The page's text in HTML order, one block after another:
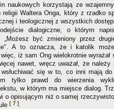
naukowych korzystają ze
Waltera Onga, który z rzadko
i teologicznej z wszystkich
dialogiczne, o którym
„Możesz być zmieniony przez
A to oznacza, że i katolik
więc, iż sam Ong wielokrotnie
nawet, wręcz uważał, że
się w to, co inni mają do
tylko prawd do wierzenia
w którym ma miejsce dialog.
o opisującym niż o samej
[ 7 ]